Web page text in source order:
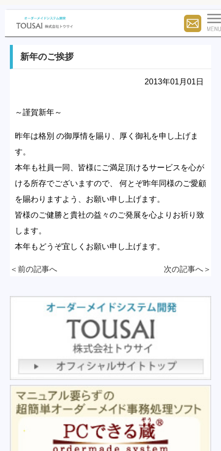
新年のご挨拶
2013年01月01日
～謹賀新年～
昨年は格別 の御厚情を賜り、厚く御礼を申し上げま
す。
本年も社員一同、皆様にご満足頂けるサービスを心が
ける所存でございますので、 何とぞ昨年同様のご愛顧
を賜わりますよう、お願い申し上げます。
皆様のご健勝と貴社の益々のご発展を心よりお祈り致
します。
本年もどうぞ宜しくお願い申し上げます。
＜前の記事へ 次の記事へ ＞